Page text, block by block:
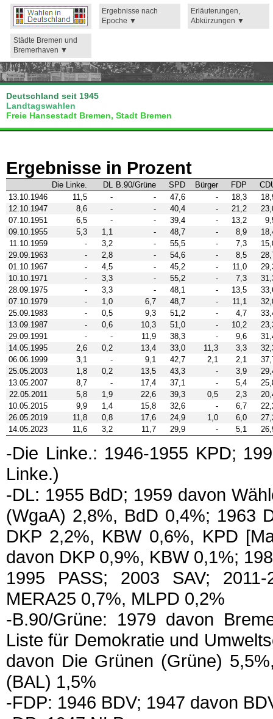
Ergebnisse nach
Epoche
Erläuterungen,
Abkürzungen
Städte Bremen und
Bremerhaven
Deutschland seit 1945
Landtagswahlen
Freie Hansestadt Bremen, Stadt Bremen
Ergebnisse in Prozent
Die Linke. DL B.90/Grüne SPD Bürger FDP
13.10.1946
11,5 - - 47,6 - 18,3
12.10.1947
8,6 - - 40,4 - 21,2
07.10.1951
6,5 - - 39,4 - 13,2
09.10.1955
5,3 1,1 - 48,7 - 8,9
11.10.1959
- 3,2 - 55,5 - 7,3
29.09.1963
- 2,8 - 54,6 - 8,5
01.10.1967
- 4,5 - 45,2 - 11,0
10.10.1971
- 3,3 - 55,2 - 7,3
28.09.1975
- 3,3 - 48,1 - 13,5
07.10.1979
- 1,0 6,7 48,7 - 11,1
25.09.1983
- 0,5 9,3 51,2 - 4,7
13.09.1987
- 0,6 10,3 51,0 - 10,2
29.09.1991
- - 11,9 38,3 - 9,6
14.05.1995
2,6 0,2 13,4 33,0 11,3 3,3
06.06.1999
3,1 - 9,1 42,7 2,1 2,1
25.05.2003
1,8 0,2 13,5 43,3 - 3,9
13.05.2007
8,7 - 17,4 37,1 - 5,4
22.05.2011
5,8 1,9 22,6 39,3 0,5 2,3
10.05.2015
9,9 1,4 15,8 32,6 - 6,7
26.05.2019
11,8 0,8 17,6 24,9 1,0 6,0
14.05.2023
11,6 3,2 11,7 29,9 - 5,1
-Die Linke.: 1946-1955 KPD;
Linke.)
-DL: 1955 BdD; 1959 davon
(WgaA) 2,8%, BdD 0,4%; 1963
DKP 2,2%, KBW 0,6%, KPD
davon DKP 0,9%, KBW 0,1%;
1995 PASS; 2003 SAV;
MERA25 0,7%, MLPD 0,2%
-B.90/Grüne: 1979 davon
Liste für Demokratie und
davon Die Grünen (Grüne)
(BAL) 1,5%
-FDP: 1946 BDV; 1947 davon